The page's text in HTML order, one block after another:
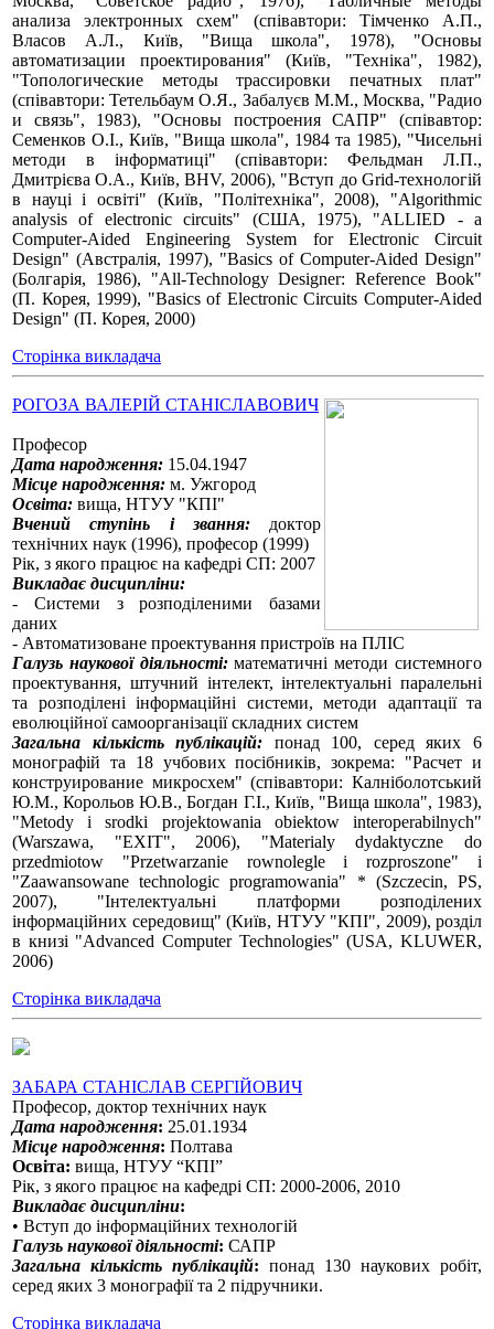
анализа электронных схем" (співавтори: Тімченко А.П.,
Власов А.Л., Київ, "Вища школа", 1978), "Основы
автоматизации проектирования" (Київ, "Техніка", 1982),
"Топологические методы трассировки печатных плат"
(співавтори: Тетельбаум О.Я., Забалуєв М.М., Москва, "Радио
и связь", 1983), "Основы построения САПР" (співавтор:
Семенков О.І., Київ, "Вища школа", 1984 та 1985), "Чисельні
методи в інформатиці" (співавтори: Фельдман Л.П.,
Дмитрієва О.А., Київ, BHV, 2006), "Вступ до Grid-технологій
в науці і освіті" (Київ, "Політехніка", 2008), "Algorithmic
analysis of electronic circuits" (США, 1975), "ALLIED - a
Computer-Aided Engineering System for Electronic Circuit
Design" (Австралія, 1997), "Basics of Computer-Aided Design"
(Болгарія, 1986), "All-Technology Designer: Reference Book"
(П. Корея, 1999), "Basics of Electronic Circuits Computer-Aided
Design" (П. Корея, 2000)
Сторінка викладача
РОГОЗА ВАЛЕРІЙ СТАНІСЛАВОВИЧ
Професор
Дата народження: 15.04.1947
Місце народження: м. Ужгород
Освіта: вища, НТУУ "КПІ"
Вчений ступінь і звання:доктор
технічних наук (1996), професор (1999)
Рік, з якого працює на кафедрі СП: 2007
Викладає дисципліни:
- Системи з розподіленими базами
даних
- Автоматизоване проектування пристроїв на ПЛІС
Галузь наукової діяльності:математичні методи системного
проектування, штучний інтелект, інтелектуальні паралельні
та розподілені інформаційні системи, методи адаптації та
еволюційної самоорганізації складних систем
Загальна кількість публікацій: понад 100, серед яких 6
монографій та 18 учбових посібників, зокрема: "Расчет и
конструирование микросхем" (співавтори: Калніболотський
Ю.М., Корольов Ю.В., Богдан Г.І., Київ, "Вища школа", 1983),
"Metody і srodki projektowania obiektow interoperabilnych"
(Warszawa, "EXIT", 2006), "Materialy dydaktyczne do
przedmiotow "Przetwarzanie rownolegle і rozproszone" і
"Zaawansowane technologic programowania" * (Szczecin, PS,
2007), "Інтелектуальні платформи розподілених
інформаційних середовищ" (Київ, НТУУ "КПІ", 2009), розділ
в книзі "Advanced Computer Technologies" (USA, KLUWER,
2006)
Сторінка викладача
ЗАБАРА СТАНІСЛАВ СЕРГІЙОВИЧ
Професор, доктор технічних наук
Дата народження: 25.01.1934
Місце народження: Полтава
Освіта: вища, НТУУ “КПІ”
Рік, з якого працює на кафедрі СП: 2000-2006, 2010
Викладає дисципліни:
• Вступ до інформаційних технологій
Галузь наукової діяльності: САПР
Загальна кількість публікацій: понад 130 наукових робіт,
серед яких 3 монографії та 2 підручники.
Сторінка викладача